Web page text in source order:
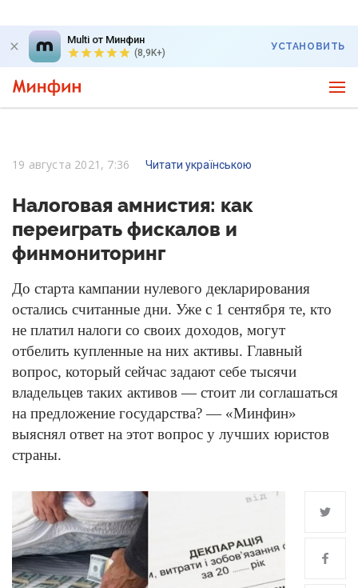
Multi от Минфин
(8,9K+)
УСТАНОВИТЬ
19 августа 2021, 7:36 Читати українською
Налоговая амнистия: как
переиграть фискалов и
финмониторинг
До старта кампании нулевого декларирования
остались считанные дни. Уже с 1 сентября те, кто
не платил налоги со своих доходов, могут
отбелить купленные на них активы. Главный
вопрос, который сейчас задают себе тысячи
владельцев таких активов — стоит ли соглашаться
на предложение государства? — «Минфин»
выяснял ответ на этот вопрос у лучших юристов
страны.